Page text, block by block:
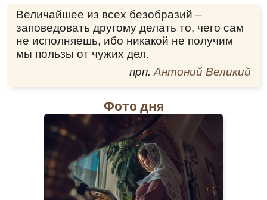
Величайшее из всех безобразий –
заповедовать другому делать то, чего сам
не исполняешь, ибо никакой не получим
мы пользы от чужих дел.
прп. Антоний Великий
Фото дня